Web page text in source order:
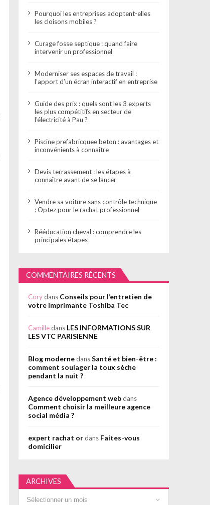
Pourquoi les entreprises adoptent-elles
les cloisons mobiles ?
Curage fosse septique : quand faire
intervenir un professionnel
Moderniser ses espaces de travail :
l’apport d’un écran interactif en entreprise
Guide des prix : quels sont les 3 experts
les plus compétitifs en secteur de
l’électricité à Pau ?
Piscine prefabricquee beton : avantages et
inconvénients à connaître
Devis terrassement : les étapes à
connaître avant de se lancer
Vendre sa voiture sans contrôle technique
: Optez pour le rachat professionnel
Rééducation cheval : comprendre les
principales étapes
COMMENTAIRES RÉCENTS
Corydans Conseils pour l’entretien de
votre imprimante Toshiba Tec
Camilledans LES INFORMATIONS SUR
LES VTC PARISIENNE
Blog modernedansSanté et bien-être :
comment soulager la toux sèche
pendant la nuit ?
Agence développement webdans
Comment choisir la meilleure agence
social média ?
expert rachat ordans Faites-vous
domicilier
ARCHIVES